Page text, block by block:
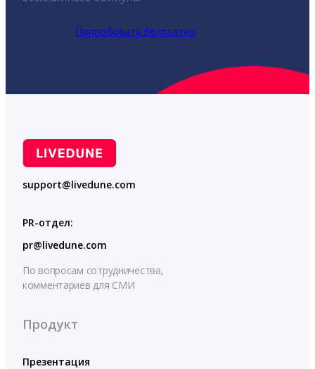
Попробовать бесплатно
support@livedune.com
PR-отдел:
pr@livedune.com
По вопросам сотрудничества,
комментариев для СМИ
Продукт
Презентация